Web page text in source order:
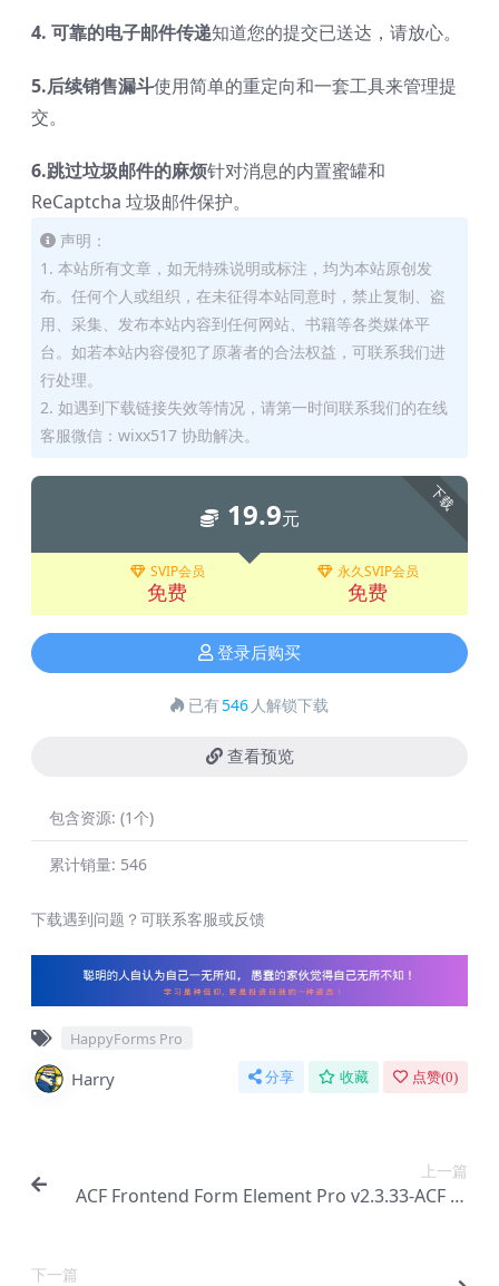
4. 可靠的电子邮件传递知道您的提交已送达，请放心。
5.后续销售漏斗使用简单的重定向和一套工具来管理提
交。
6.跳过垃圾邮件的麻烦针对消息的内置蜜罐和
ReCaptcha 垃圾邮件保护。
声明：
1. 本站所有文章，如无特殊说明或标注，均为本站原创发
布。任何个人或组织，在未征得本站同意时，禁止复制、盗
用、采集、发布本站内容到任何网站、书籍等各类媒体平
台。如若本站内容侵犯了原著者的合法权益，可联系我们进
行处理。
2. 如遇到下载链接失效等情况，请第一时间联系我们的在线
客服微信：wixx517 协助解决。
下载
19.9元
SVIP会员
免费
永久SVIP会员
免费
登录后购买
已有546 人解锁下载
查看预览
包含资源: (1个)
累计销量: 546
下载遇到问题？可联系客服或反馈
HappyForms Pro
Harry 分享 收藏 点赞(0)
上一篇
ACF Frontend Form Element Pro v2.3.33-ACF 和
下一篇